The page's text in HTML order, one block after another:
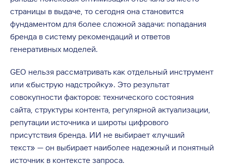
страницы в выдаче, то сегодня она становится
фундаментом для более сложной задачи: попадания
бренда в систему рекомендаций и ответов
генеративных моделей.
GEO нельзя рассматривать как отдельный инструмент
или «быструю надстройку». Это результат
совокупности факторов: технического состояния
сайта, структуры контента, регулярной актуализации,
репутации источника и широты цифрового
присутствия бренда. ИИ не выбирает «лучший
текст» — он выбирает наиболее надежный и понятный
источник в контексте запроса.